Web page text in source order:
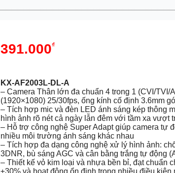
391.000₫
KX-AF2003L-DL-A
– Camera Thân lớn đa chuẩn 4 trong 1 (CVI/
(1920×1080) 25/30fps, ống kính cố định 3.6mm
– Tích hợp mic và đèn LED ánh sáng kép thông
hình ảnh rõ nét cả ngày lẫn đêm với tầm xa vượt
– Hỗ trợ công nghệ Super Adapt giúp camera tự
nhiều môi trường ánh sáng khác nhau
– Tích hợp đa dạng công nghệ xử lý hình ảnh:
3DNR, bù sáng AGC và cân bằng trắng tự động
– Thiết kế vỏ kim loại và nhựa bền bỉ, đạt chuẩn
±30% và hoạt động ổn định trong nhiều điều kiện